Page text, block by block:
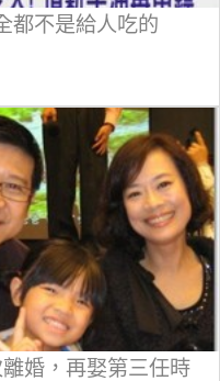
都不是給人吃的
婚，再娶第三任時